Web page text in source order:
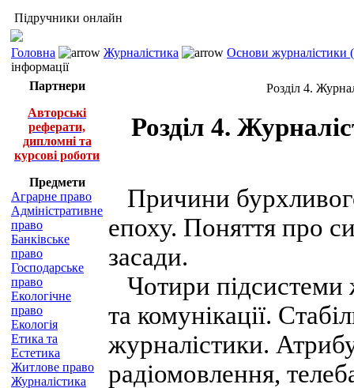
Підручники онлайн
Головна Журналістика
Основи
інформації
Партнери
Авторські
реферати,
дипломні та
курсові роботи
Предмети
Аграрне право
Адміністративне
право
Банківське
право
Господарське
право
Екологічне
право
Екологія
Етика та
Естетика
Житлове право
Журналістика
Розділ 4.
Розділ 4.
Причини
епоху. Поняття про
засади.
Чотири підсистеми
та комунікації.
журналістики.
радіомовлення,